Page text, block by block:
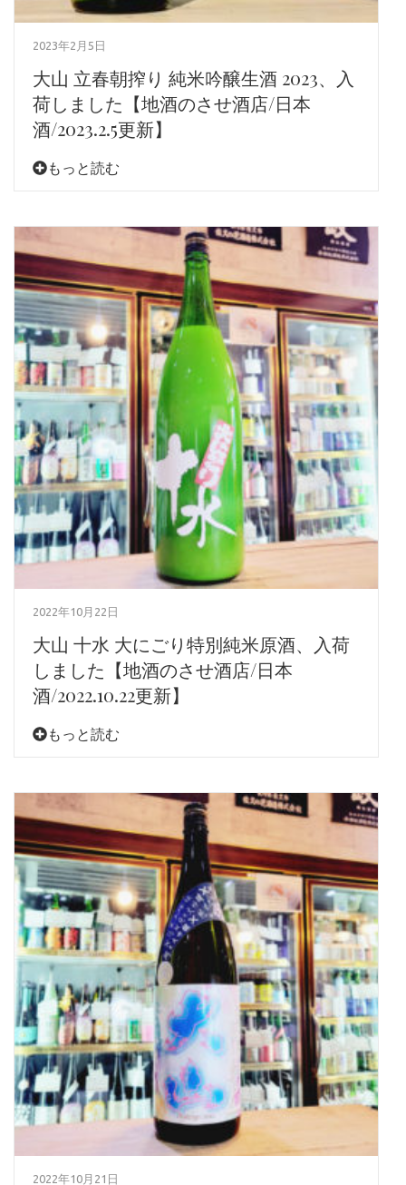
2023年2月5日
大山 立春朝搾り 純米吟醸生酒 2023、入
荷しました【地酒のさせ酒店/日本
酒/2023.2.5更新】
もっと読む
2022年10月22日
大山 十水 大にごり特別純米原酒、入荷
しました【地酒のさせ酒店/日本
酒/2022.10.22更新】
もっと読む
2022年10月21日